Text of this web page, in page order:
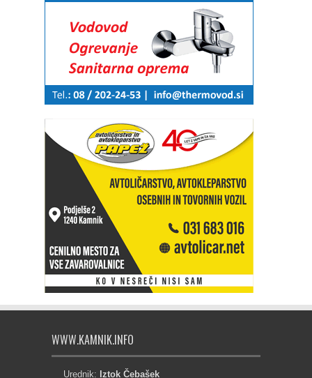
WWW.KAMNIK.INFO
Urednik: Iztok Čebašek